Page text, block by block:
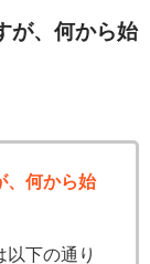
が、何から始
、何から始
以下の通り